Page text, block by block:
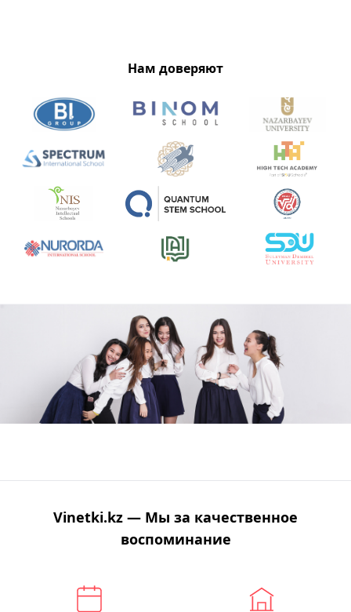
Нам доверяют
Vinetki.kz — Мы за качественное
воспоминание